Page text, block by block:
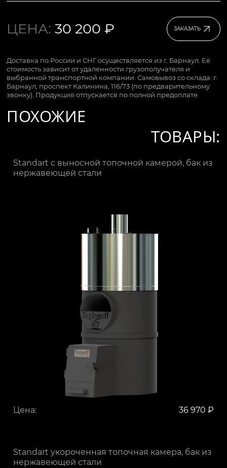
ЦЕНА:30 200 ₽ ЗАКАЗАТЬ
Доставка по России и СНГ осуществляется из г. Барнаул. Её
стоимость зависит от удаленности грузополучателя и
выбранной транспортной компании. Самовывоз со склада: г.
Барнаул, проспект Калинина, 116/73 (по предварительному
звонку). Продукция отпускается по полной предоплате.
ПОХОЖИЕ
ТОВАРЫ:
Standart с выносной топочной камерой, бак из
нержавеющей стали
Цена: 36 970 ₽
Standart укороченная топочная камера, бак из
нержавеющей стали